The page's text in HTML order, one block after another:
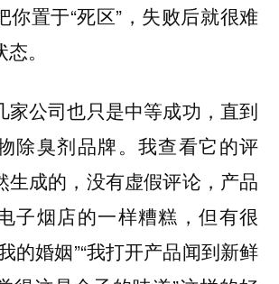
你置于“死区”，失败后就很难
。
家公司也只是中等成功，直到
除臭剂品牌。我查看它的评
生成的，没有虚假评论，产品
子烟店的一样糟糕，但有很
的婚姻”“我打开产品闻到新鲜